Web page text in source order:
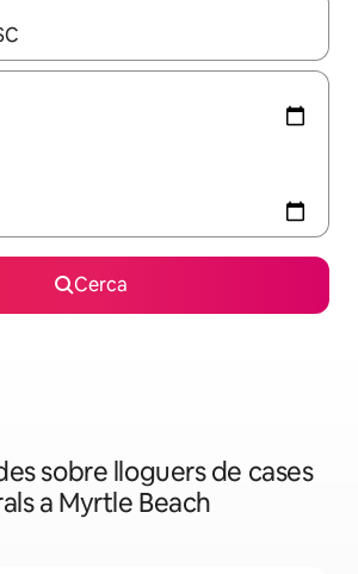
estiguin disponibles, podràs navegar-hi a
Cerca
sobre lloguers de cases
a Myrtle Beach